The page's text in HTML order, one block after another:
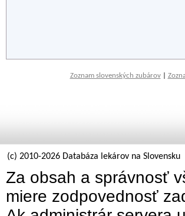
Zoznam slovenských zubárov|
(c) 2010-2026 Databáza lekárov na Slovensku
Za obsah a správnosť
miere zodpovednosť